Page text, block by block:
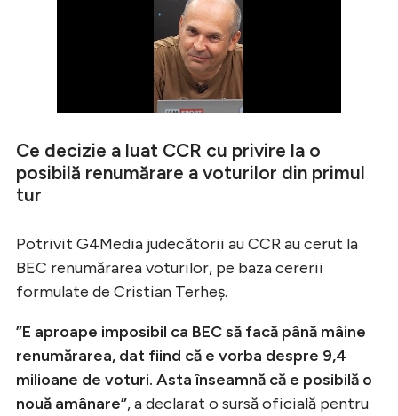
Ce decizie a luat CCR cu privire la o
posibilă renumărare a voturilor din primul
tur
Potrivit G4Media judecătorii au CCR au cerut la
BEC renumărarea voturilor, pe baza cererii
formulate de Cristian Terheș.
”E aproape imposibil ca BEC să facă până mâine
renumărarea, dat fiind că e vorba despre 9,4
milioane de voturi. Asta înseamnă că e posibilă o
nouă amânare”, a declarat o sursă oficială pentru